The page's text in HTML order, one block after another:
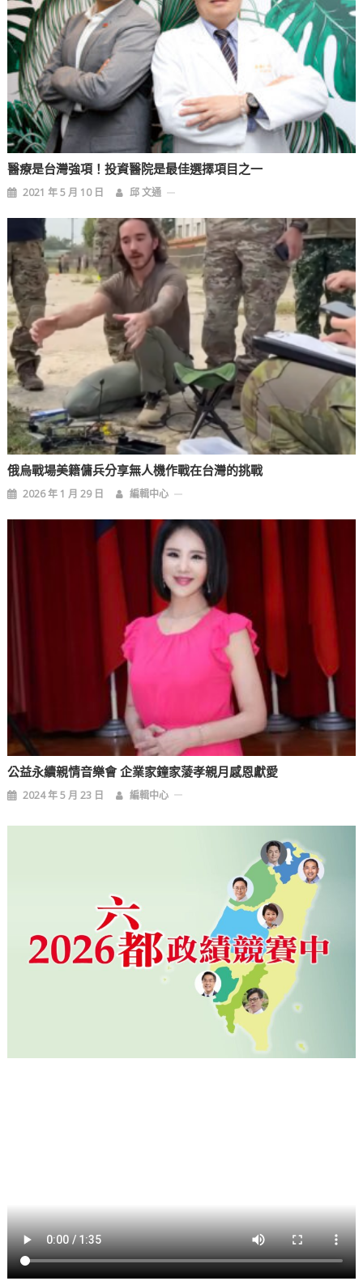
醫療是台灣強項！投資醫院是最佳選擇項目之一
2021 年 5 月 10 日 邱 文通
俄烏戰場美籍傭兵分享無人機作戰在台灣的挑戰
2026 年 1 月 29 日 編輯中心
公益永續親情音樂會 企業家鐘家蔆孝親月感恩獻愛
2024 年 5 月 23 日 編輯中心